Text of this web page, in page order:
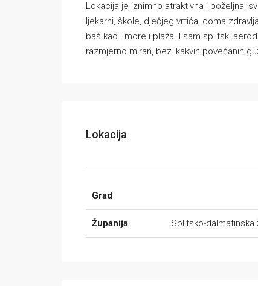
Lokacija je iznimno atraktivna i poželjna,
ljekarni, škole, dječjeg vrtića, doma
baš kao i more i plaža. I sam splitski
razmjerno miran, bez ikakvih povećanih
Lokacija
Grad
Županija Splitsko-dalmatinska